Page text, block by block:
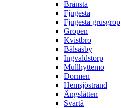
Brånsta
Fjugesta
Fjugesta grusgrop
Gropen
Kvistbro
Bälsåsby
Ingvaldstorp
Mullhyttemo
Dormen
Hemsjöstrand
Ängslätten
Svartå